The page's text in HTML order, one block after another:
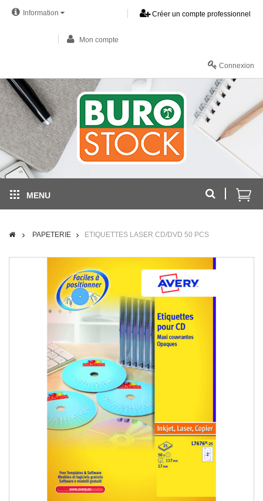
Information Créer un compte professionnel
Mon compte
Connexion
MENU
PAPETERIE ETIQUETTES LASER CD/DVD 50 PCS